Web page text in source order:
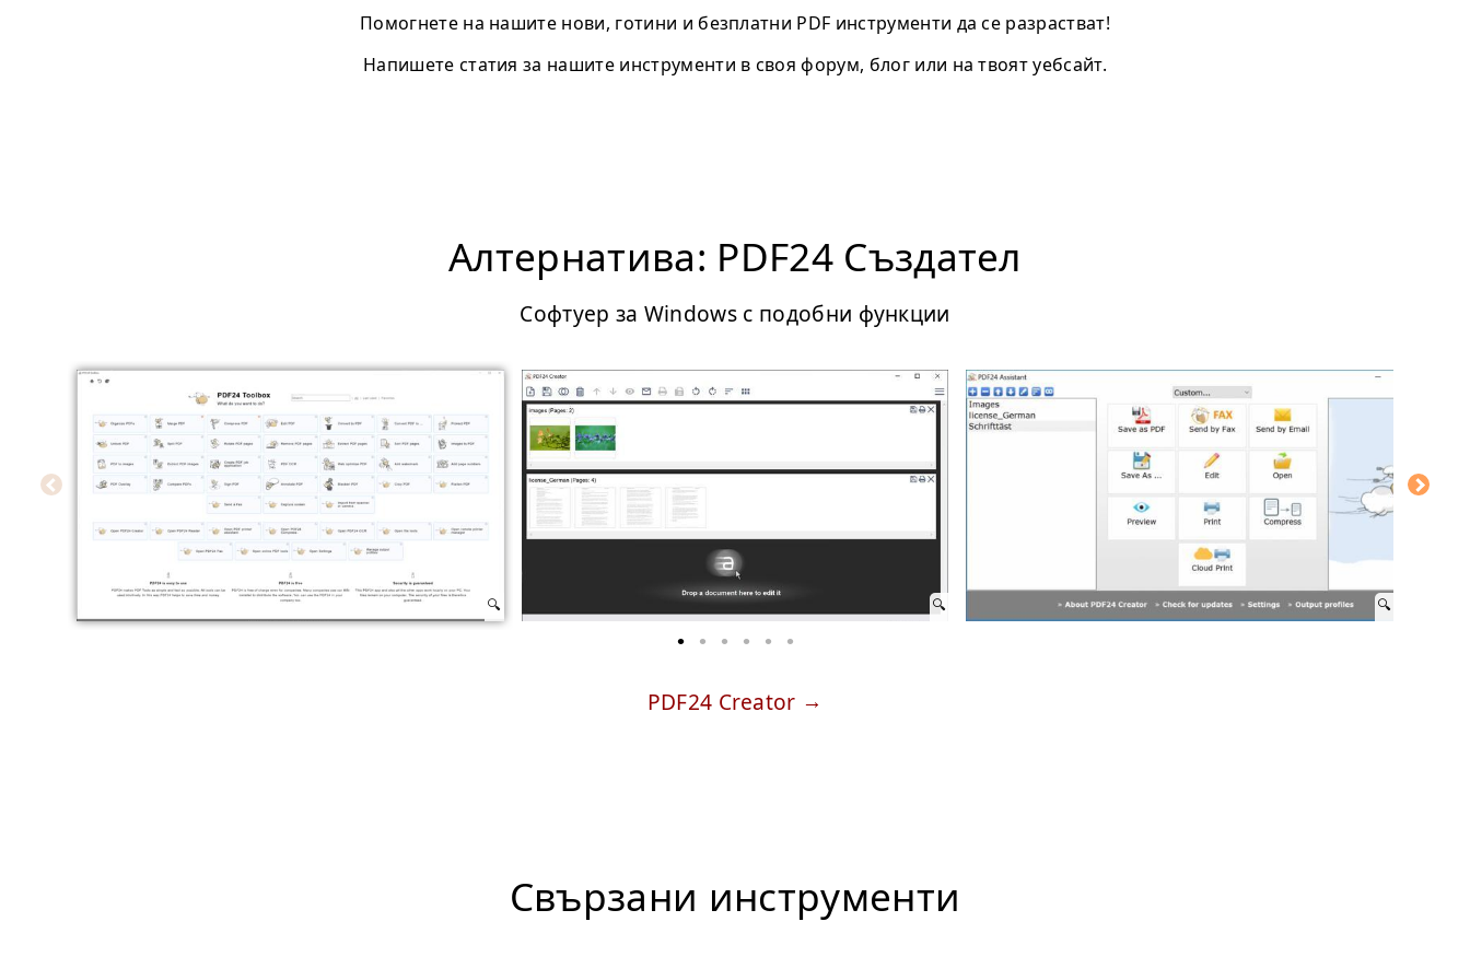
Помогнете на нашите нови, готини и безплатни PDF инструменти да се разрастват!
Напишете статия за нашите инструменти в своя форум, блог или на твоят уебсайт.
Алтернатива: PDF24 Създател
Софтуер за Windows с подобни функции
PDF24 Creator
Свързани инструменти